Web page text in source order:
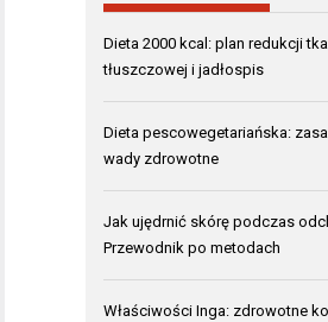
Dieta 2000 kcal: plan redukcji
tłuszczowej i jadłospis
Dieta pescowegetariańska:
wady zdrowotne
Jak ujędrnić skórę podczas
Przewodnik po metodach
Właściwości Inga: zdrowotne